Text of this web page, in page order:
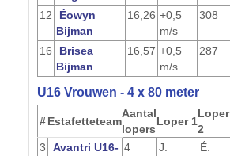
12
Éowyn
Bijman
16,26 +0,5
m/s
308
16
Brisea
Bijman
16,57 +0,5
m/s
287
U16 Vrouwen - 4 x 80 meter
#Estafetteteam
Aantal
lopers
Loper 1
Loper
2
3
Avantri U16- 4
J.
É.